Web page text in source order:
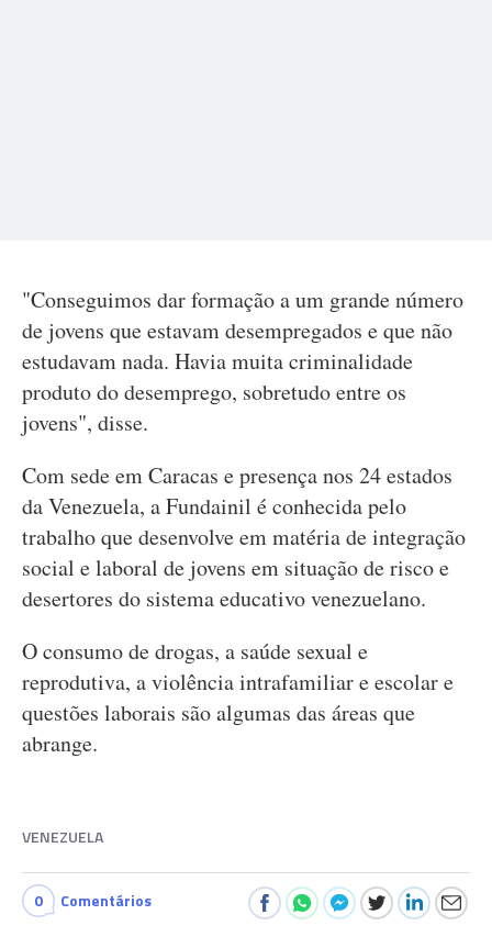
"Conseguimos dar formação a um grande número
de jovens que estavam desempregados e que não
estudavam nada. Havia muita criminalidade
produto do desemprego, sobretudo entre os
jovens", disse.
Com sede em Caracas e presença nos 24 estados
da Venezuela, a Fundainil é conhecida pelo
trabalho que desenvolve em matéria de integração
social e laboral de jovens em situação de risco e
desertores do sistema educativo venezuelano.
O consumo de drogas, a saúde sexual e
reprodutiva, a violência intrafamiliar e escolar e
questões laborais são algumas das áreas que
abrange.
VENEZUELA
0 Comentários